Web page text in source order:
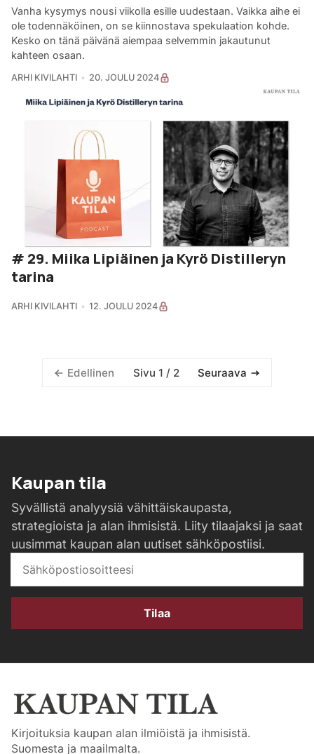
Vanha kysymys nousi viikolla esille uudestaan. Vaikka aihe ei
ole todennäköinen, on se kiinnostava spekulaation kohde.
Kesko on tänä päivänä aiempaa selvemmin jakautunut
kahteen osaan.
ARHI KIVILAHTI 20. JOULU 2024
# 29. Miika Lipiäinen ja Kyrö Distilleryn
tarina
ARHI KIVILAHTI 12. JOULU 2024
Edellinen Sivu 1 / 2 Seuraava
Kaupan tila
Syvällistä analyysiä vähittäiskaupasta,
strategioista ja alan ihmisistä. Liity tilaajaksi ja saat
uusimmat kaupan alan uutiset sähköpostiisi.
Tilaa
Kirjoituksia kaupan alan ilmiöistä ja ihmisistä.
Suomesta ja maailmalta.